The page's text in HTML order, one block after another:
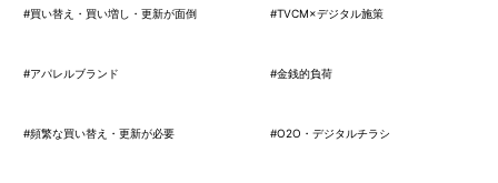
#買い替え・買い増し・更新が面倒 #TVCM×デジタル施策
#アパレルブランド #金銭的負荷
#頻繁な買い替え・更新が必要 #O2O・デジタルチラシ